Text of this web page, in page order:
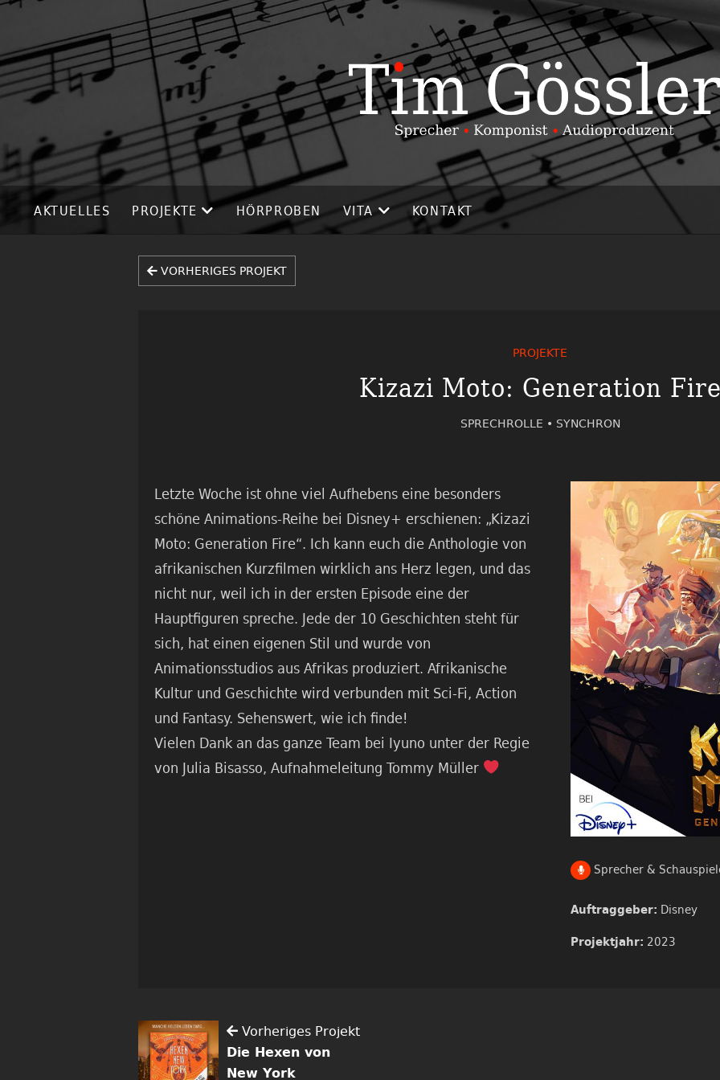
AKTUELLES PROJEKTE HÖRPROBEN VITA KONTAKT
VORHERIGES PROJEKT
PROJEKTE
Kizazi Moto: Generation
SPRECHROLLE • SYNCHRON
Sprecher &
Auftraggeber: Disney
Projektjahr: 2023
Letzte Woche ist ohne viel Aufhebens eine besonders
schöne Animations-Reihe bei Disney+ erschienen: „Kizazi
Moto: Generation Fire“. Ich kann euch die Anthologie von
afrikanischen Kurzfilmen wirklich ans Herz legen, und das
nicht nur, weil ich in der ersten Episode eine der
Hauptfiguren spreche. Jede der 10 Geschichten steht für
sich, hat einen eigenen Stil und wurde von
Animationsstudios aus Afrikas produziert. Afrikanische
Kultur und Geschichte wird verbunden mit Sci-Fi, Action
und Fantasy. Sehenswert, wie ich finde!
Vielen Dank an das ganze Team bei Iyuno unter der Regie
von Julia Bisasso, Aufnahmeleitung Tommy Müller
Vorheriges Projekt
Die Hexen von
New York